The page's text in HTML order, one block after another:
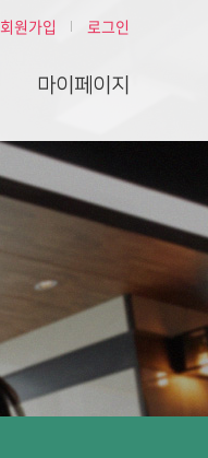
회원가입 로그인
마이페이지